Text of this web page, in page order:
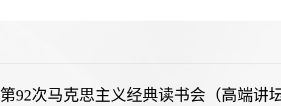
第92次马克思主义经典读书会（高端讲